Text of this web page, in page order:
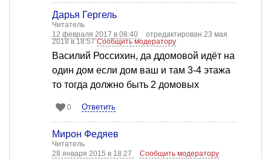
Дарья Гергель
Читатель
12 февраля 2017 в 08:40
отредактирован 23 мая
2018 в 18:57Сообщить модератору
Василий Россихин, да ддомовой идёт на
один дом если дом ваш и там 3-4 этажа
то тогда должно быть 2 домовых
0 Ответить
Мирон Федяев
Читатель
28 января 2015 в 18:27
Сообщить модератору